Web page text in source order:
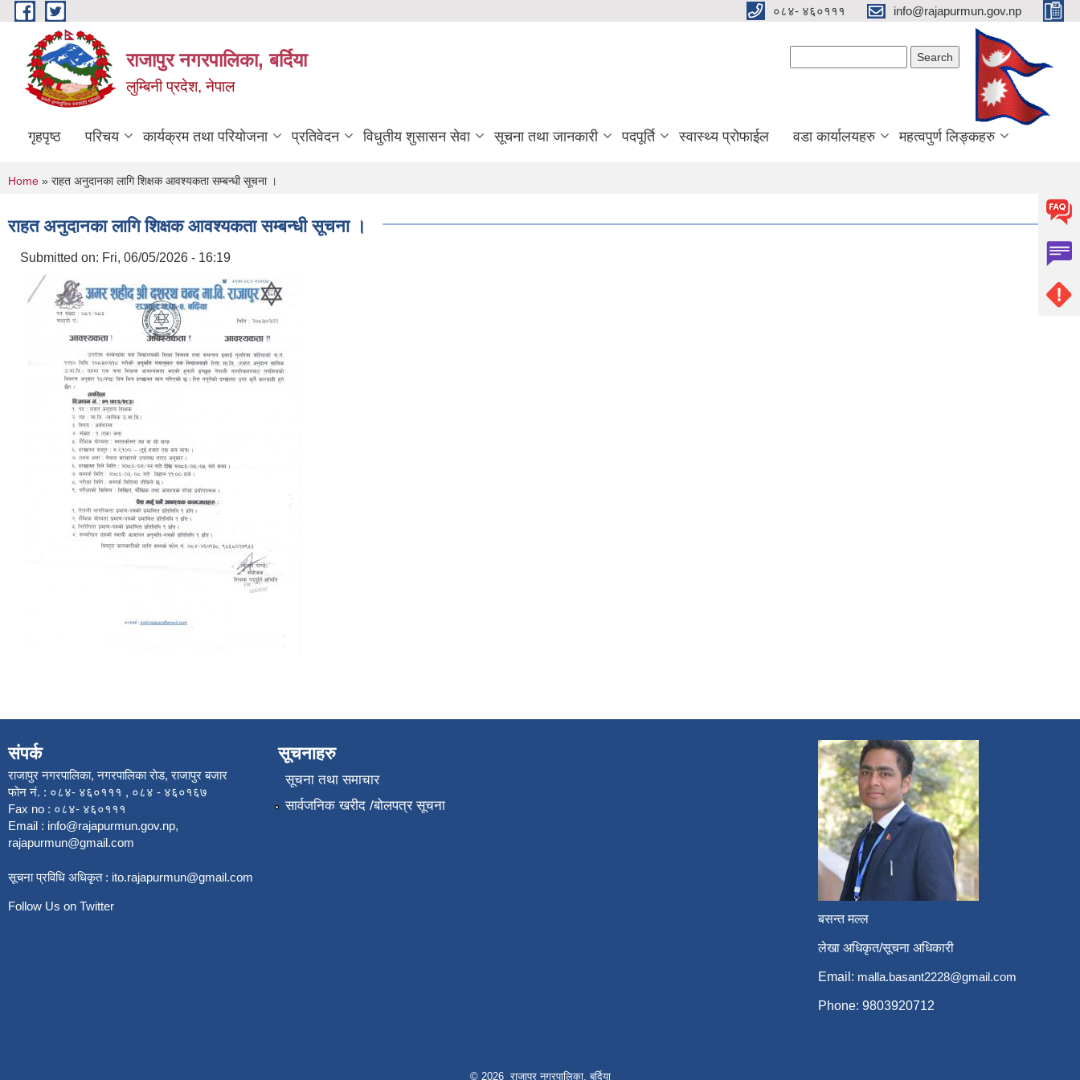
Skip to main content ०८४- ४६०१११ info@rajapurmun.gov.np
राजापुर नगरपालिका, बर्दिया
लुम्बिनी प्रदेश, नेपाल
गृहपृष्ठ परिचय कार्यक्रम तथा परियोजना प्रतिवेदन विधुतीय शुसासन सेवा सूचना तथा जानकारी पदपूर्ति स्वास्थ्य प्रोफाईल वडा कार्यालयहरु महत्वपुर्ण लिङ्कहरु
You are here
Home » राहत अनुदानका लागि शिक्षक आवश्यकता सम्बन्धी सूचना ।
राहत अनुदानका लागि शिक्षक आवश्यकता सम्बन्धी सूचना ।
Submitted on: Fri, 06/05/2026 - 16:19
संपर्क
राजापुर नगरपालिका, नगरपालिका राेड, राजापुर बजार
फोन नं. : ०८४- ४६०१११ , ०८४ - ४६०१६७
Fax no : ०८४- ४६०१११
Email : info@rajapurmun.gov.np,
rajapurmun@gmail.com
सूचना प्रविधि अधिकृत : ito.rajapurmun@gmail.com
Follow Us on Twitter
सूचनाहरु
सूचना तथा समाचार
सार्वजनिक खरीद /बोलपत्र सूचना
बसन्त मल्ल
लेखा अधिकृत/सूचना अधिकारी
Email: malla.basant2228@gmail.com
Phone: 9803920712
© 2026 राजापुर नगरपालिका, बर्दिया